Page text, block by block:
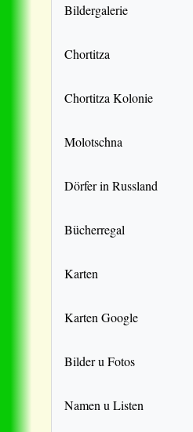
Bildergalerie
Chortitza
Chortitza Kolonie
Molotschna
Dörfer in Russland
Bücherregal
Karten
Karten Google
Bilder u Fotos
Namen u Listen